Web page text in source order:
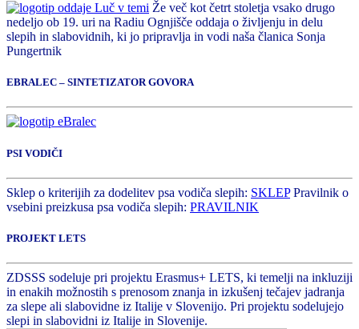
Že več kot četrt stoletja vsako drugo
nedeljo ob 19. uri na Radiu Ognjišče oddaja o življenju in delu
slepih in slabovidnih, ki jo pripravlja in vodi naša članica Sonja
Pungertnik
EBRALEC – SINTETIZATOR GOVORA
PSI VODIČI
Sklep o kriterijih za dodelitev psa vodiča slepih: SKLEPPravilnik o
vsebini preizkusa psa vodiča slepih: PRAVILNIK
PROJEKT LETS
ZDSSS sodeluje pri projektu Erasmus+ LETS, ki temelji na inkluziji
in enakih možnostih s prenosom znanja in izkušenj tečajev jadranja
za slepe ali slabovidne iz Italije v Slovenijo. Pri projektu sodelujejo
slepi in slabovidni iz Italije in Slovenije.